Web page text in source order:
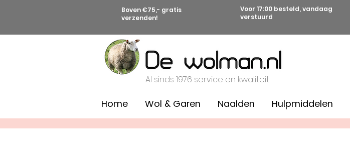
Boven €75,- gratis
verzenden!
Voor 17:00 besteld, vandaag
verstuurd
Al sinds 1976 service en kwaliteit
Home Wol & Garen Naalden Hulpmiddelen